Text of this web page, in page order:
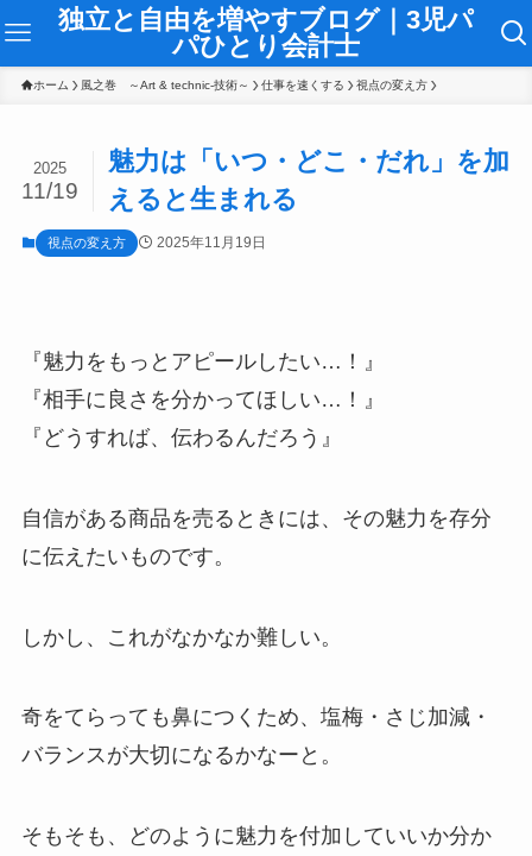
独立と自由を増やすブログ｜3児パ
パひとり会計士
ホーム 風之巻 ～Art & technic-技術～ 仕事を速くする 視点の変え方
魅力は「いつ・どこ・だれ」を加
えると生まれる
2025
11/19
視点の変え方 2025年11月19日
『魅力をもっとアピールしたい…！』
『相手に良さを分かってほしい…！』
『どうすれば、伝わるんだろう』
自信がある商品を売るときには、その魅力を存分
に伝えたいものです。
しかし、これがなかなか難しい。
奇をてらっても鼻につくため、塩梅・さじ加減・
バランスが大切になるかなーと。
そもそも、どのように魅力を付加していいか分か